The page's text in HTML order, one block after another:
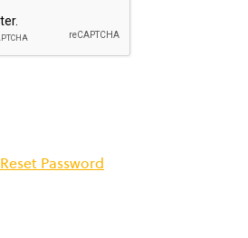
Reset Password